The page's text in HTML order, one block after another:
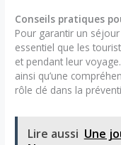
Conseils pratiques
Pour garantir un
essentiel que les
et pendant leur
ainsi qu’une
rôle clé dans la
Lire aussi Une